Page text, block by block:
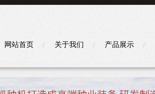
网站首页 关于我们 产品展示